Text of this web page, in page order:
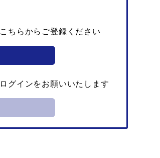
ちらからご登録ください
グインをお願いいたします